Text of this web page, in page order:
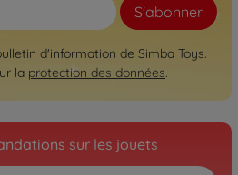
S'abonner
d'information de Simba Toys.
la protection des données.
sur les jouets